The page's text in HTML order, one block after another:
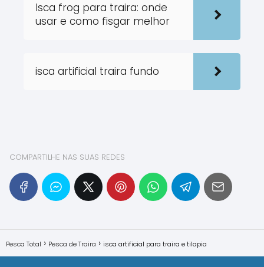
Isca frog para traira: onde
usar e como fisgar melhor
isca artificial traira fundo
COMPARTILHE NAS SUAS REDES
Pesca Total Pesca de Traira isca artificial para traira e tilapia